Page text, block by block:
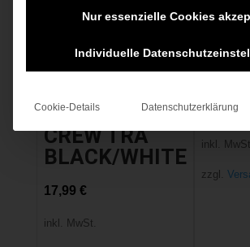
NIKE
CUSHION
CREW TRA
BLACK/WHITE
17,99 €
inkl. MwSt.
M
25,00€
inkl. MwSt.
zzgl.
Nur essenzielle Cookies
Individuelle
Cookie-Details Datenschutzerklärung